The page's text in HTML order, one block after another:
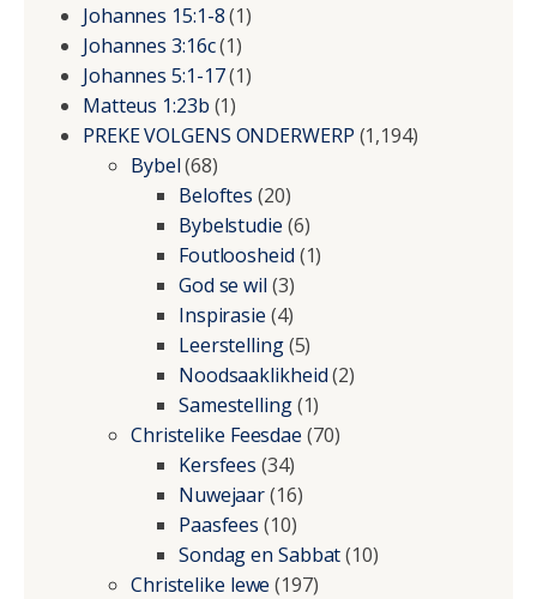
Johannes 15:1-8(1)
Johannes 3:16c(1)
Johannes 5:1-17(1)
Matteus 1:23b (1)
PREKE VOLGENS ONDERWERP (1,194)
Bybel(68)
Beloftes (20)
Bybelstudie (6)
Foutloosheid (1)
God se wil (3)
Inspirasie (4)
Leerstelling(5)
Noodsaaklikheid(2)
Samestelling(1)
Christelike Feesdae (70)
Kersfees (34)
Nuwejaar(16)
Paasfees (10)
Sondag en Sabbat(10)
Christelike lewe (197)